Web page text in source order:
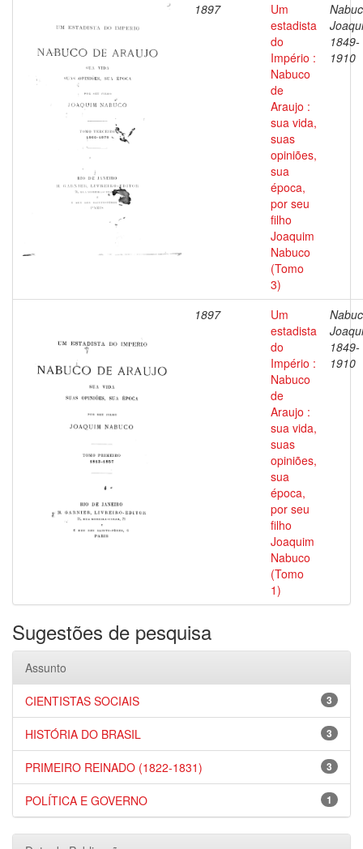
1897
Um
estadista
do
Império :
Nabuco
de
Araujo :
sua vida,
suas
opiniões,
sua
época,
por seu
filho
Joaquim
Nabuco
(Tomo
3)
1849-
1910
1897
Um
estadista
do
Império :
Nabuco
de
Araujo :
sua vida,
suas
opiniões,
sua
época,
por seu
filho
Joaquim
Nabuco
(Tomo
1)
1849-
1910
Sugestões de pesquisa
Assunto
3
CIENTISTAS SOCIAIS
3
HISTÓRIA DO BRASIL
3
PRIMEIRO REINADO (1822-1831)
1
POLÍTICA E GOVERNO